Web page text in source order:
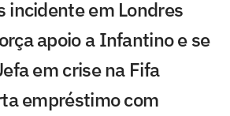
incidente em Londres
apoio a Infantino e se
em crise na Fifa
empréstimo com